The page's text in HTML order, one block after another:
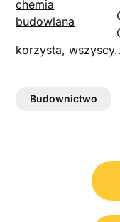
korzysta,
Budownictwo
Nawigacja